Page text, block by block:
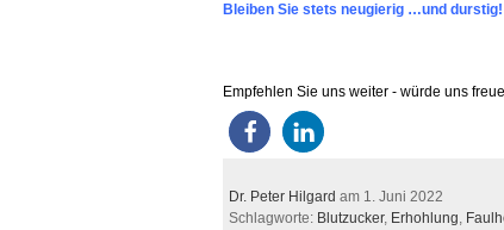
Bleiben Sie stets neugierig …und durstig!
Empfehlen Sie uns weiter - würde uns
Dr. Peter Hilgard am 1. Juni 2022
Schlagworte: Blutzucker, Erhohlung,